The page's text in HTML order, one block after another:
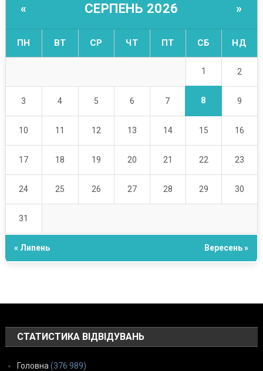
« СЕРПЕНЬ 2026 »
ПН ВТ СР ЧТ ПТ СБ НД
1 2
3 4 5 6 7 8 9
10 11 12 13 14 15 16
17 18 19 20 21 22 23
24 25 26 27 28 29 30
31
« Липень Вересень »
СТАТИСТИКА ВІДВІДУВАНЬ
Головна (376 989)